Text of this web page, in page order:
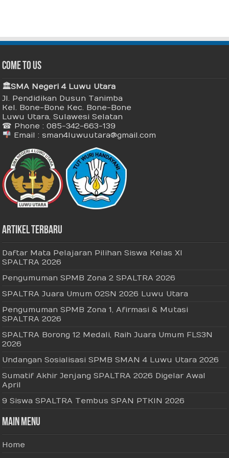
Come To Us
🏛 SMA Negeri 4 Luwu Utara
Jl. Pendidikan Dusun Tanimba
Kel. Bone-Bone Kec. Bone-Bone
Luwu Utara, Sulawesi Selatan
☎ Phone : 085-342-663-139
Email : sman4luwuutara@gmail.com
Artikel Terbaru
Daftar Mata Pelajaran Pilihan Siswa Kelas XI
SPALTRA 2026
Pengumuman SPMB Zona 2 SPALTRA 2026
SPALTRA Juara Umum O2SN 2026 Luwu Utara
Pengumuman SPMB Zona 1, Afirmasi & Mutasi
SPALTRA 2026
SPALTRA Borong 12 Medali, Raih Juara Umum FLS3N
2026
Undangan Sosialisasi SPMB SMAN 4 Luwu Utara 2026
Sumatif Akhir Jenjang SPALTRA 2026 Digelar Awal
April
9 Siswa SPALTRA Tembus SPAN PTKIN 2026
Main Menu
Home